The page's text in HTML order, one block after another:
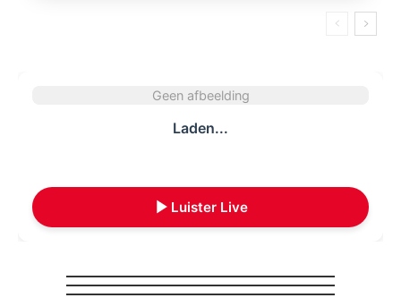
Geen afbeelding
Laden...
Luister Live